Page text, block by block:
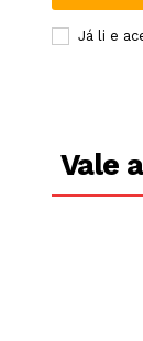
Já li e
Vale